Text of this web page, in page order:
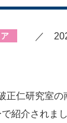
／
正仁研究室
紹介されまし